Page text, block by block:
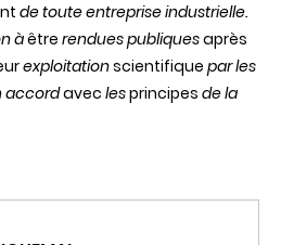
de toute entrepriseindustrielle.
àêtre rendues publiquesaprès
exploitationscientifique par les
accordavec lesprincipes de la